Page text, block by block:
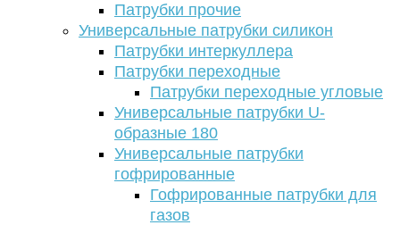
Патрубки прочие
Универсальные патрубки силикон
Патрубки интеркуллера
Патрубки переходные
Патрубки переходные угловые
Универсальные патрубки U-
образные 180
Универсальные патрубки
гофрированные
Гофрированные патрубки для
газов